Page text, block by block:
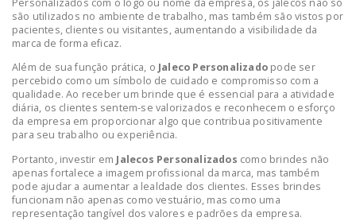
Personalizados com o logo ou nome da empresa, os jalecos não só
são utilizados no ambiente de trabalho, mas também são vistos por
pacientes, clientes ou visitantes, aumentando a visibilidade da
marca de forma eficaz.
Além de sua função prática, o Jaleco Personalizado pode ser
percebido como um símbolo de cuidado e compromisso com a
qualidade. Ao receber um brinde que é essencial para a atividade
diária, os clientes sentem-se valorizados e reconhecem o esforço
da empresa em proporcionar algo que contribua positivamente
para seu trabalho ou experiência.
Portanto, investir em Jalecos Personalizados como brindes não
apenas fortalece a imagem profissional da marca, mas também
pode ajudar a aumentar a lealdade dos clientes. Esses brindes
funcionam não apenas como vestuário, mas como uma
representação tangível dos valores e padrões da empresa.